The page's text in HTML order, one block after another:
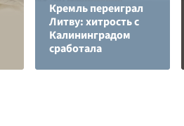
Кремль переиграл
Литву: хитрость с
Калининградом
сработала